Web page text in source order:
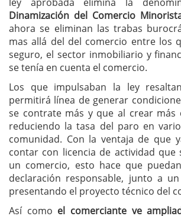
Dinamización del Comercio
ahora se eliminan las trabas
mas allá del del comercio entre los
seguro, el sector inmobiliario y
se tenía en cuenta el comercio.
Los que impulsaban la ley
permitirá línea de generar
se contrate más y que al crear más
reduciendo la tasa del paro en
comunidad. Con la ventaja de que
contar con licencia de actividad que
un comercio, esto hace que
declaración responsable, junto a
presentando el proyecto técnico del
Así como el comerciante ve